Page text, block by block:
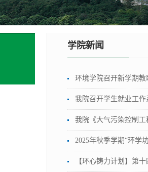
学院新闻
环境学院召开新学期
我院召开学生就业工
我院《大气污染控制
2025年秋季学期“环学
【环心铸力计划】第